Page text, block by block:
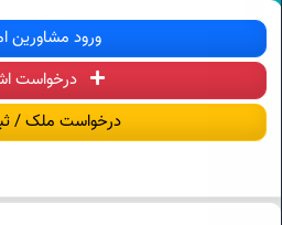
مسکن فایل | خرید،ورود مشاورین
درخواست
درخواست ملک /
مسکن
فایل